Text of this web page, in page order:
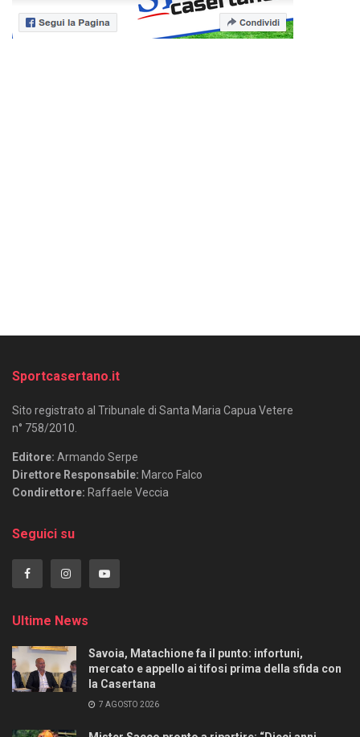
Sportcasertano.it
Sito registrato al Tribunale di Santa Maria Capua Vetere
n° 758/2010.
Editore: Armando Serpe
Direttore Responsabile: Marco Falco
Condirettore: Raffaele Veccia
Seguici su
Ultime News
Savoia, Matachione fa il punto: infortuni,
mercato e appello ai tifosi prima della sfida con
la Casertana
7 AGOSTO 2026